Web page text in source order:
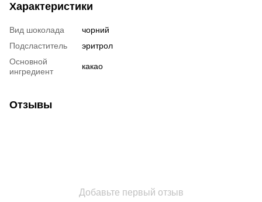
Характеристики
Вид шоколада
чорний
Подсластитель
эритрол
Основной
ингредиент
какао
Отзывы
Добавьте первый отзыв